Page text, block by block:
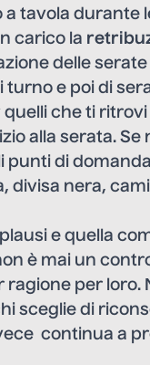
tavola durante
carico la
delle
e poi di
quelli che ti
alla serata. Se
punti di
divisa nera,
e quella
è mai un
per loro.
sceglie di
continua a